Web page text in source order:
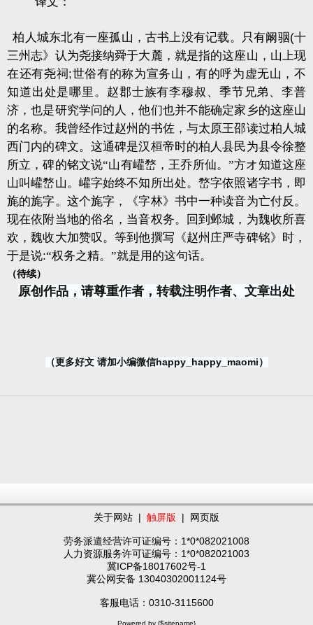
柏人城东北有一座孤山，古书上没有记载。只有阚骃(十
三州志》认为尧接纳舜于大麓，就是指的这座山，山上现
在还有尧祠;世俗有的称为宣务山，有的呼为虚无山，不
知道出处是哪里。赵郡士族有李穆叔、季节兄弟、李普
济，也是研究学问的人，他们也并不能确定家乡的这座山
的名称。我曾经作过赵州的书佐，与太原王邵读过柏人城
西门内的碑文。这通碑是汉桓帝时的柏人县民为县令徐整
所立，碑的铭文说“山有巏嵍，王乔所仙。”方オ知道这座
山叫巏嵍山。巏字始终不知所出处。嵍字依照诸字书，即
旄的旄字。这个旄字，《字林》书中一种读音为亡付反。
现在依附当地的俗名，当音权务。回到邺城，为魏收所喜
欢，魏收大加赞叹。等到他撰写《赵州庄严寺碑铭》时，
于是说:“权务之精。”就是用的这句话。
（待续）
原创作品，请尊重作者，转载注明作者、文章出处
（更多好文 请加小编微信happy_happy_maomi）
关于网站 | 触屏版 | 网页版
劳务派遣经营许可证编号：1*0*082021008
人力资源服务许可证编号：1*0*082021003
冀ICP备18017602号-1
冀公网安备 13040302001124号
客服电话：0310-3115600
Powered by {$sitename}